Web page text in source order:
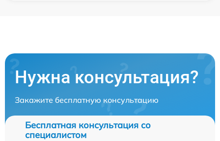
Нужна консультация?
Закажите бесплатную консультацию
Бесплатная консультация со
специалистом